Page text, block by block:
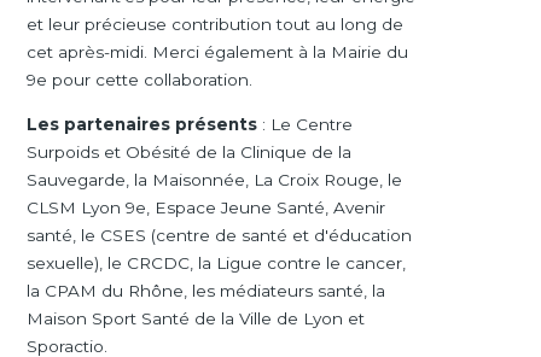
et leur précieuse contribution tout au long de
cet après-midi. Merci également à la Mairie du
9e pour cette collaboration.
Les partenaires présents : Le Centre
Surpoids et Obésité de la Clinique de la
Sauvegarde, la Maisonnée, La Croix Rouge, le
CLSM Lyon 9e, Espace Jeune Santé, Avenir
santé, le CSES (centre de santé et d'éducation
sexuelle), le CRCDC, la Ligue contre le cancer,
la CPAM du Rhône, les médiateurs santé, la
Maison Sport Santé de la Ville de Lyon et
Sporactio.